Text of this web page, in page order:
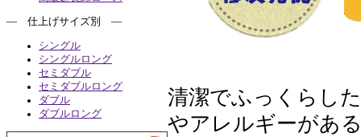
― 仕上げサイズ別 ―
シングル
シングルロング
セミダブル
セミダブルロング
ダブル
ダブルロング
清潔でふっくらし
やアレルギーがあ